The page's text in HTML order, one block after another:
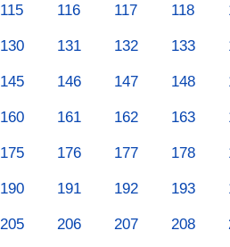
115 116 117 118
130 131 132 133
145 146 147 148
160 161 162 163
175 176 177 178
190 191 192 193
205 206 207 208